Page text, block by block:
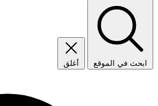
ابحث في الموقع أغلق